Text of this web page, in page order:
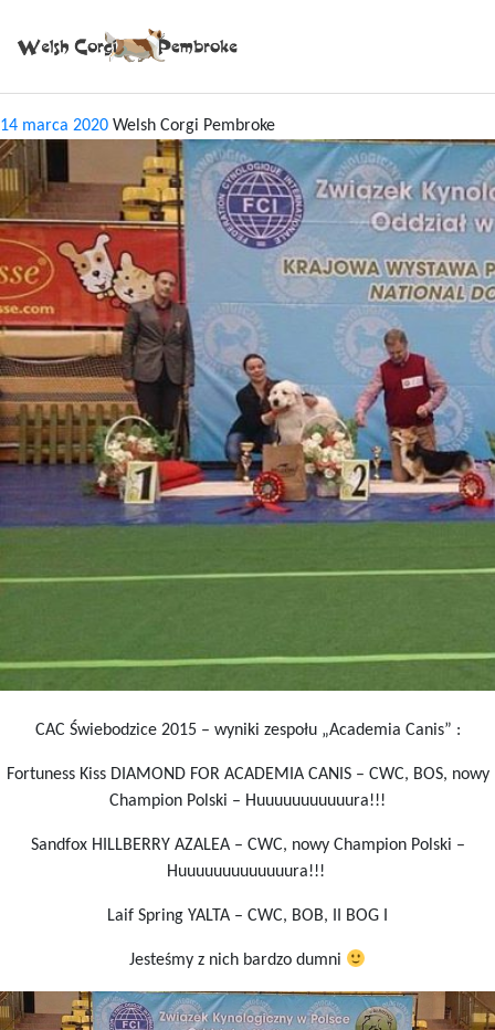
Tag:Diamond
14 marca 2020 Welsh Corgi Pembroke
CAC Świebodzice 2015 – wyniki zespołu „Academia Canis” :
Fortuness Kiss DIAMOND FOR ACADEMIA CANIS – CWC, BOS, nowy
Champion Polski – Huuuuuuuuuuura!!!
Sandfox HILLBERRY AZALEA – CWC, nowy Champion Polski –
Huuuuuuuuuuuuura!!!
Laif Spring YALTA – CWC, BOB, II BOG I
Jesteśmy z nich bardzo dumni